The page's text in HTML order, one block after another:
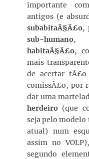
importante
antigos (e
subabitaÃ§Ã£o,
sub-humano,
habitaÃ§Ã£o,
mais
de acertar
comissÃ£o, por
dar uma
herdeiro (que
seja pelo
atual) num
assim no
segundo